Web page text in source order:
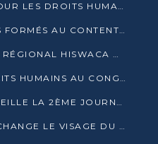
LE SLAM ÉLÈVE LA VOIX POUR LES DROITS HUMAINS À BRAZZAVILLE
JUSTICE : DES MAGISTRATS FORMÉS AU CONTENTIEUX DE LA PROPRIÉTÉ INTELLECTUELLE
STATISTIQUES : LE PROJET RÉGIONAL HISWACA OFFICIELLEMENT LANCÉ AU CONGO
4182 VIOLATIONS DES DROITS HUMAINS AU CONGO EN 2025 SELON LE CAD
PNLS : BRAZZAVILLE ACCUEILLE LA 2ÈME JOURNÉE SCIENTIFIQUE SUR LE VIH/SIDA
PESTY KANGA, L’OPV QUI CHANGE LE VISAGE DU REPORTAGE AU CONGO